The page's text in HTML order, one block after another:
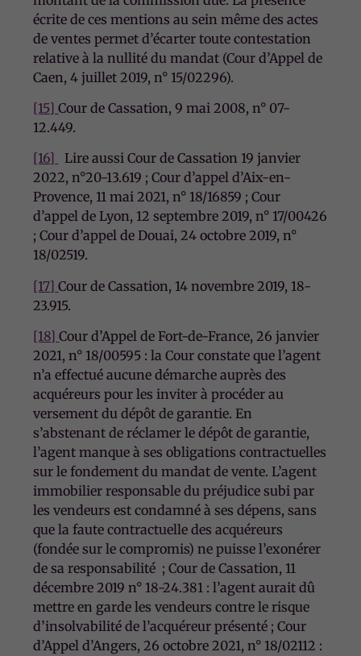
écrite de ces mentions au sein même des actes
de ventes permet d’écarter toute contestation
relative à la nullité du mandat (Cour d’Appel de
Caen, 4 juillet 2019, n° 15/02296).
[15] Cour de Cassation, 9 mai 2008, n° 07-
12.449.
[16]
Lire aussi Cour de Cassation 19 janvier
2022, n°20-13.619 ; Cour d’appel d’Aix-en-
Provence, 11 mai 2021, n° 18/16859 ; Cour
d’appel de Lyon, 12 septembre 2019, n° 17/00426
; Cour d’appel de Douai, 24 octobre 2019, n°
18/02519.
[17] Cour de Cassation, 14 novembre 2019, 18-
23.915.
[18] Cour d’Appel de Fort-de-France, 26 janvier
2021, n° 18/00595 : la Cour constate que l’agent
n’a effectué aucune démarche auprès des
acquéreurs pour les inviter à procéder au
versement du dépôt de garantie. En
s’abstenant de réclamer le dépôt de garantie,
l’agent manque à ses obligations contractuelles
sur le fondement du mandat de vente. L’agent
immobilier responsable du préjudice subi par
les vendeurs est condamné à ses dépens, sans
que la faute contractuelle des acquéreurs
(fondée sur le compromis) ne puisse l’exonérer
de sa responsabilité ; Cour de Cassation, 11
décembre 2019 n° 18-24.381 : l’agent aurait dû
mettre en garde les vendeurs contre le risque
d’insolvabilité de l’acquéreur présenté ; Cour
d’Appel d’Angers, 26 octobre 2021, n° 18/02112 :